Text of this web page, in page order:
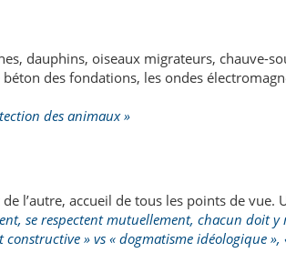
dauphins, oiseaux migrateurs,
des fondations, les ondes
des animaux »
l’autre, accueil de tous les points de
se respectent mutuellement, chacun doit y
constructive » vs « dogmatisme idéologique